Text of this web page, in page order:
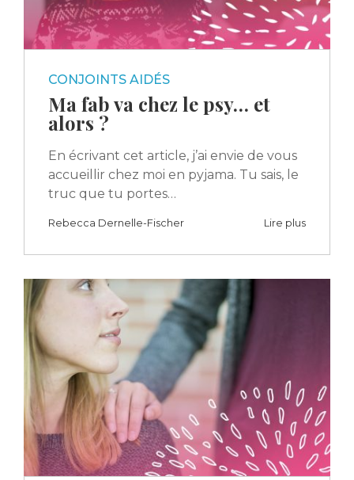
CONJOINTS AIDÉS
Ma fab va chez le psy… et
alors ?
En écrivant cet article, j’ai envie de vous
accueillir chez moi en pyjama. Tu sais, le
truc que tu portes…
Rebecca Dernelle-Fischer Lire plus